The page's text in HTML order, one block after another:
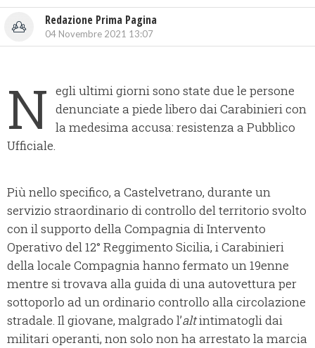
Redazione Prima Pagina
04 Novembre 2021 13:07
N egli ultimi giorni sono state due le persone
denunciate a piede libero dai Carabinieri con
la medesima accusa: resistenza a Pubblico
Ufficiale.
Più nello specifico, a Castelvetrano, durante un
servizio straordinario di controllo del territorio svolto
con il supporto della Compagnia di Intervento
Operativo del 12° Reggimento Sicilia, i Carabinieri
della locale Compagnia hanno fermato un 19enne
mentre si trovava alla guida di una autovettura per
sottoporlo ad un ordinario controllo alla circolazione
stradale. Il giovane, malgrado l’altintimatogli dai
militari operanti, non solo non ha arrestato la marcia